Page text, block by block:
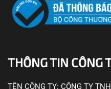
THÔNG TIN CÔNG
TÊN CÔNG TY: CÔNG TY